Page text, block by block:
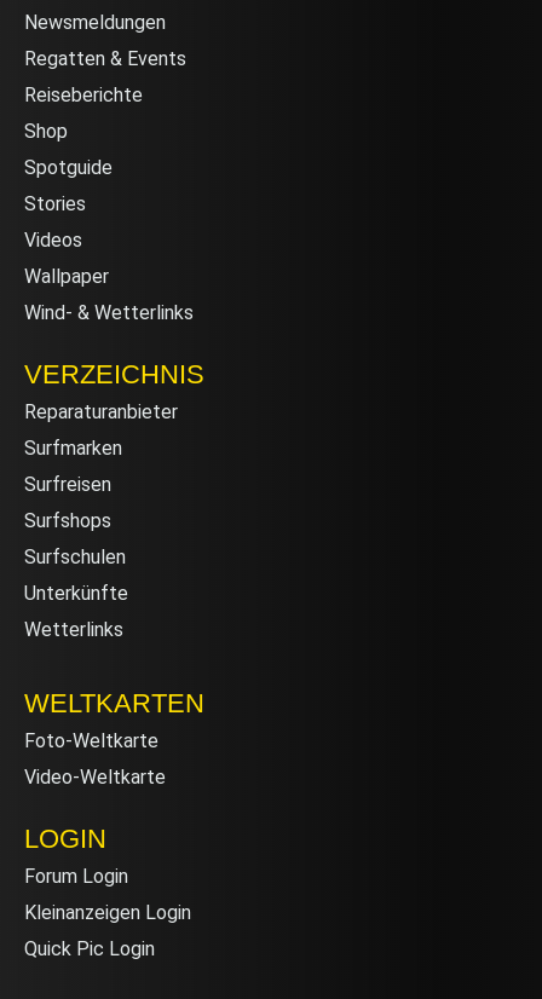
Newsmeldungen
Regatten & Events
Reiseberichte
Shop
Spotguide
Stories
Videos
Wallpaper
Wind- & Wetterlinks
VERZEICHNIS
Reparaturanbieter
Surfmarken
Surfreisen
Surfshops
Surfschulen
Unterkünfte
Wetterlinks
WELTKARTEN
Foto-Weltkarte
Video-Weltkarte
LOGIN
Forum Login
Kleinanzeigen Login
Quick Pic Login